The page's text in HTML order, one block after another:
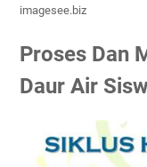
imagesee.biz
Proses Dan
Daur Air